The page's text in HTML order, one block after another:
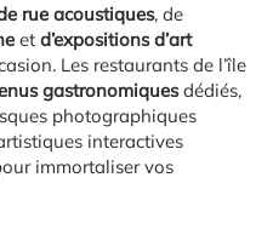
rue acoustiques, de
et d’expositions d’art
Les restaurants de l’île
gastronomiquesdédiés,
photographiques
interactives
immortaliser vos